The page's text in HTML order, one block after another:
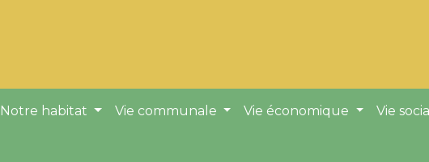
Notre habitat Vie communale Vie économique Vie